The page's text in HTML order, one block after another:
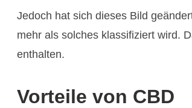
Jedoch hat sich dieses Bild
mehr als solches klassifiziert wird.
enthalten.
Vorteile von CBD